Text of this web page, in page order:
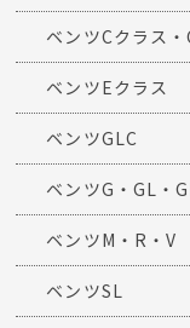
ベンツCクラス・
ベンツEクラス
ベンツGLC
ベンツG・GL・
ベンツM・R・V
ベンツSL